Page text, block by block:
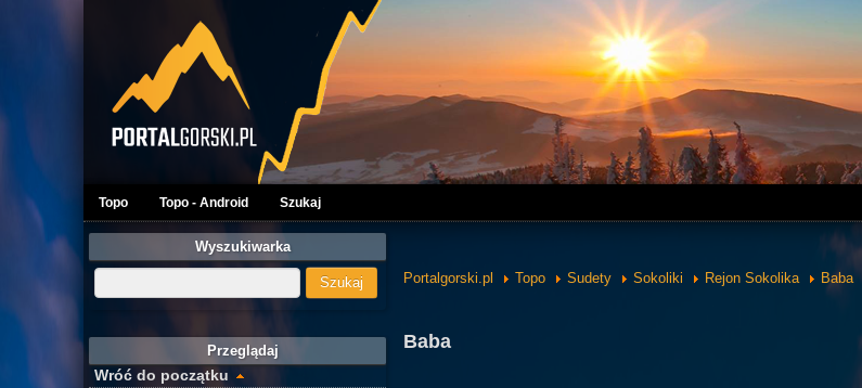
Topo Topo - Android Szukaj
Portalgorski.pl Topo Sudety Sokoliki Rejon Sokolika Baba
Baba
Wyszukiwarka
Przeglądaj
Wróć do początku